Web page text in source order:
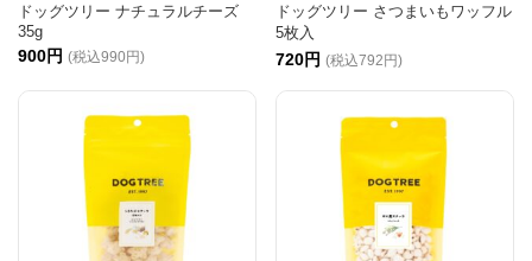
ドッグツリー ナチュラルチーズ
35g
900円 (税込990円)
ドッグツリー さつまいもワッフル
5枚入
720円 (税込792円)